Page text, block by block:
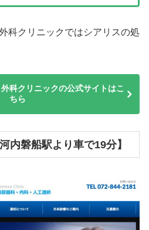
科クリニックではシアリスの処
科クリニックの公式サイトはこ
ちら
内磐船駅より車で19分】